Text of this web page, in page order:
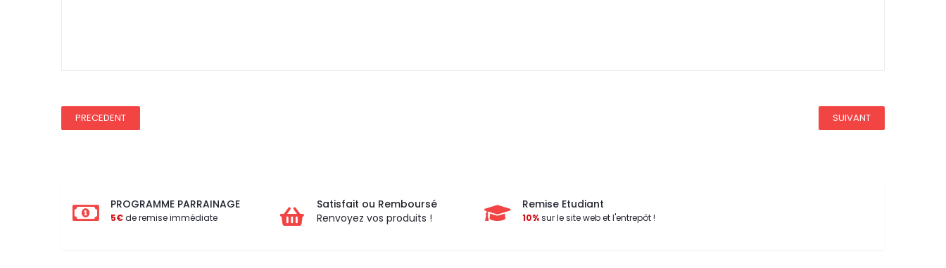
PRECEDENT SUIVANT
PROGRAMME PARRAINAGE
5€de remise immédiate
Satisfait ou Remboursé
Renvoyez vos produits !
Remise Etudiant
10%sur le site web et l'entrepôt !